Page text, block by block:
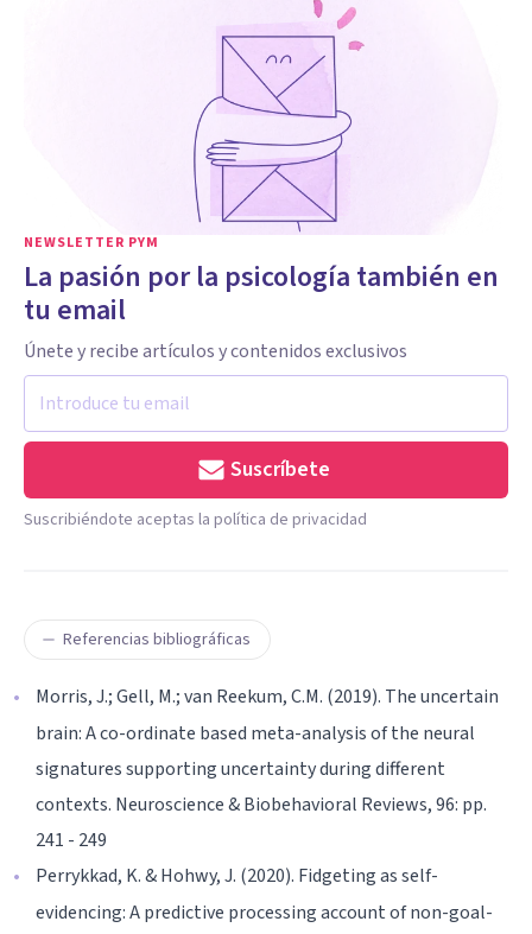
NEWSLETTER PYM
La pasión por la psicología también en
tu email
Únete y recibe artículos y contenidos exclusivos
Suscríbete
Suscribiéndote aceptas la política de privacidad
Referencias bibliográficas
Morris, J.; Gell, M.; van Reekum, C.M. (2019). The uncertain
brain: A co-ordinate based meta-analysis of the neural
signatures supporting uncertainty during different
contexts. Neuroscience & Biobehavioral Reviews, 96: pp.
241 - 249
Perrykkad, K. & Hohwy, J. (2020). Fidgeting as self-
evidencing: A predictive processing account of non-goal-